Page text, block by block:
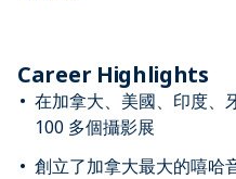
Career Highlights
在加拿大、美國、印度、
100 多個攝影展
創立了加拿大最大的嘻哈